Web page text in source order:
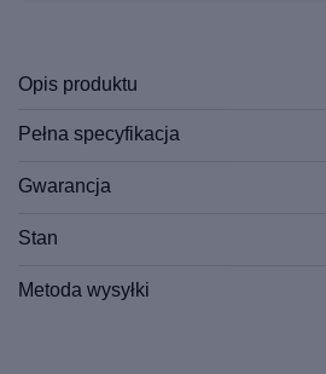
Opis produktu
Pełna specyfikacja
Gwarancja
Stan
Metoda wysyłki